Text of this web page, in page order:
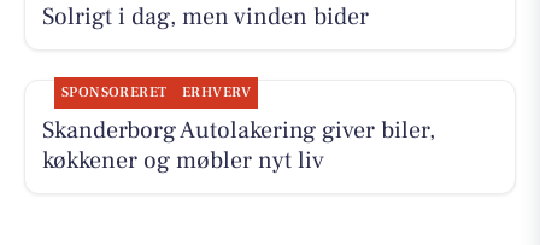
Solrigt i dag, men vinden bider
SPONSORERET ERHVERV
Skanderborg Autolakering giver biler,
køkkener og møbler nyt liv